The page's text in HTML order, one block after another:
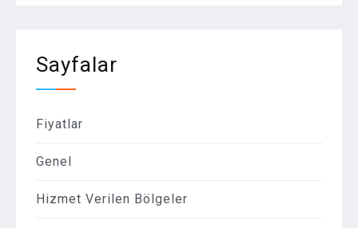
Sayfalar
Fiyatlar
Genel
Hizmet Verilen Bölgeler